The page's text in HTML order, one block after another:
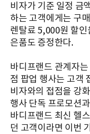
비자가 기준 일정 금
하는 고객에게는 구
렌탈료 5,000원 할인
은품도 증정한다.
바디프랜드 관계자
점 팝업 행사는 고객
비자와의 접점을 강
행사 단독 프로모션
바디프랜드 최신 헬
던 고객이라면 이번